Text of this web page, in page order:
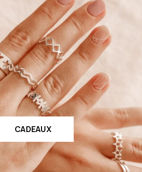
CADEAUX